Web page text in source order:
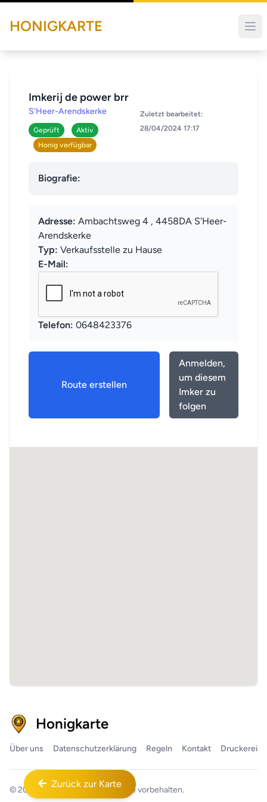
HONIGKARTE
Imkerij de power brr
S'Heer-Arendskerke
Geprüft
Aktiv
Honig verfügbar
Zuletzt bearbeitet:
28/04/2024 17:17
Biografie:
Adresse: Ambachtsweg 4 , 4458DA S'Heer-
Arendskerke
Typ: Verkaufsstelle zu Hause
E-Mail:
Telefon: 0648423376
Route erstellen
Anmelden,
um diesem
Imker zu
folgen
Zurück zur Karte
Honigkarte
Über uns Datenschutzerklärung Regeln Kontakt Druckerei
© 2026 Honigkarte™ Alle Rechte vorbehalten.